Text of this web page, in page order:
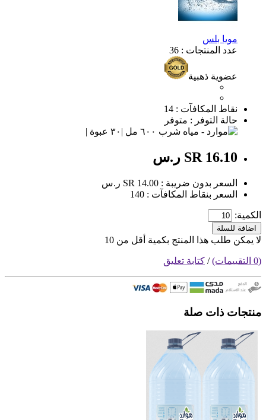
مويا بلس
عدد المنتجات : 36
عضوية ذهبية
نقاط المكافآت : 14
حالة التوفر : متوفر
SR 16.10 ر.س
السعر بدون ضريبة : SR 14.00 ر.س
السعر بنقاط المكافآت : 140
الكمية:
اضافة للسلة
لا يمكن طلب هذا المنتج بكمية أقل من 10
(0 التقييمات) / كتابة تعليق
منتجات ذات صلة